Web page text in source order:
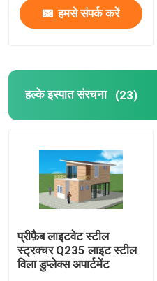
हमसे संपर्क करें
हल्के इस्पात संरचना (23)
प्रीफ़ैब लाइटवेट स्टील
स्ट्रक्चर Q235 लाइट स्टील
विला डुप्लेक्स अपार्टमेंट